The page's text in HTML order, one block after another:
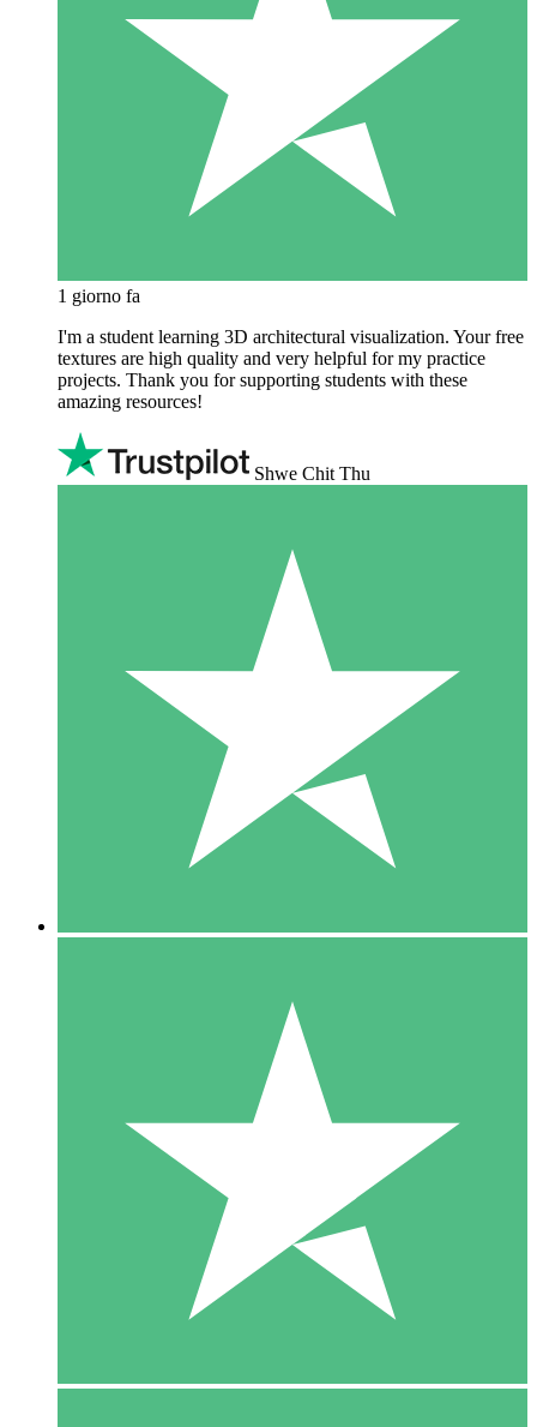
1 giorno fa
I'm a student learning 3D architectural visualization. Your free
textures are high quality and very helpful for my practice
projects. Thank you for supporting students with these
amazing resources!
Shwe Chit Thu